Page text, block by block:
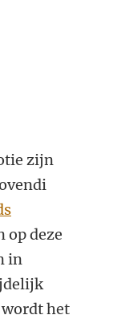
zijn
op deze
in
het